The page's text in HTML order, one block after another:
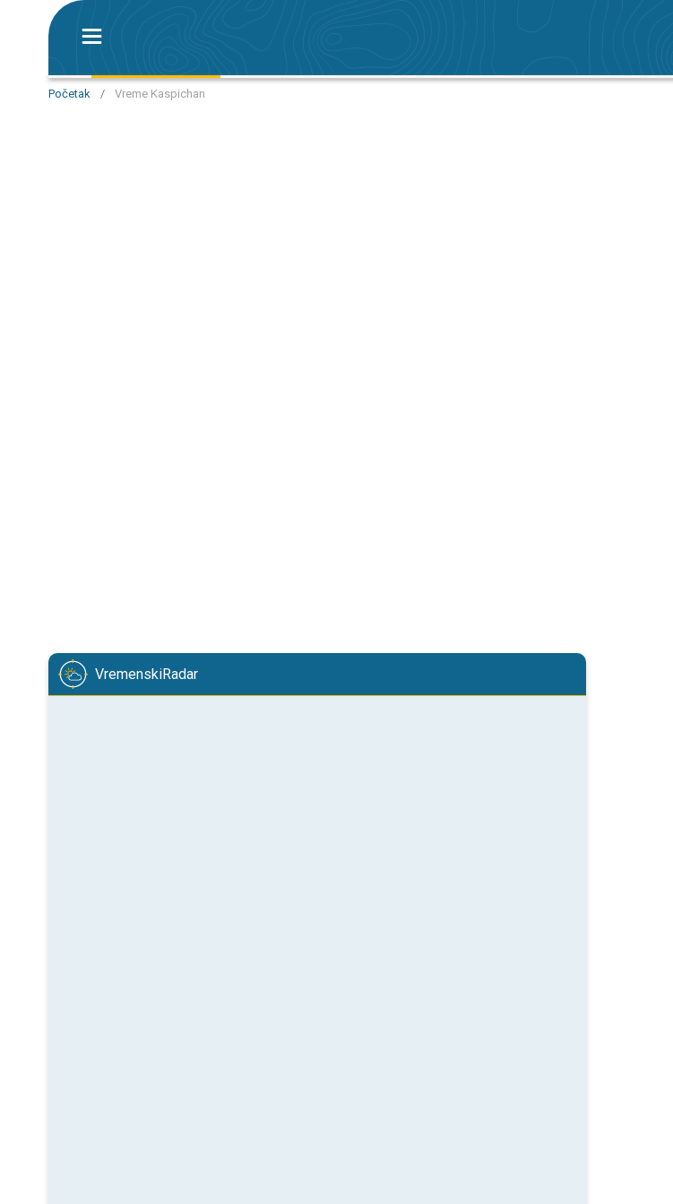
Početak / Vreme Kaspichan
VremenskiRadar